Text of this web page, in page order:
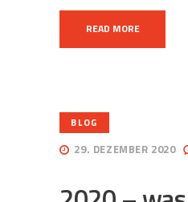
READ MORE
BLOG
29. DEZEMBER 2020